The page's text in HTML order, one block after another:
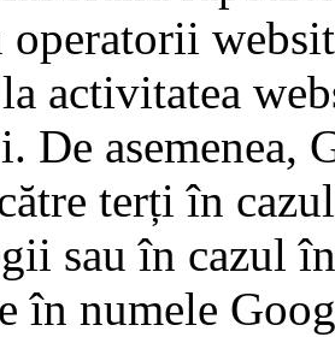
activitatea
De asemenea,
terți în
sau în cazul
în numele